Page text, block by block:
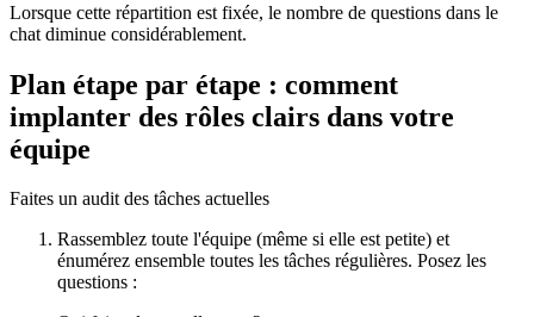
Lorsque cette répartition est fixée, le nombre de questions dans le
chat diminue considérablement.
Plan étape par étape : comment
implanter des rôles clairs dans votre
équipe
Faites un audit des tâches actuelles
Rassemblez toute l'équipe (même si elle est petite) et
énumérez ensemble toutes les tâches régulières. Posez les
questions :